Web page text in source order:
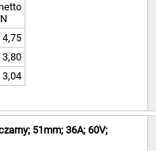
4,75
3,80
3,04
51mm; 36A; 60V;